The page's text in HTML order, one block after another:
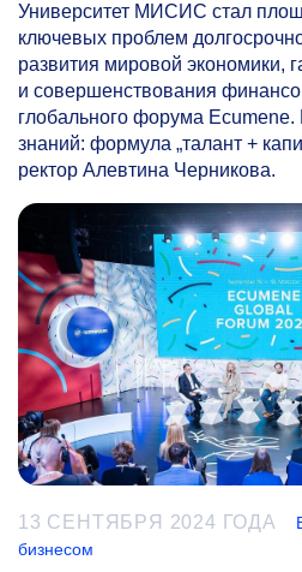
Университет МИСИС стал
ключевых проблем
развития мировой экономики,
и совершенствования
глобального форума
знаний: формула „талант +
ректор Алевтина Черникова.
13 СЕНТЯБРЯ 2024 ГОДА
бизнесом